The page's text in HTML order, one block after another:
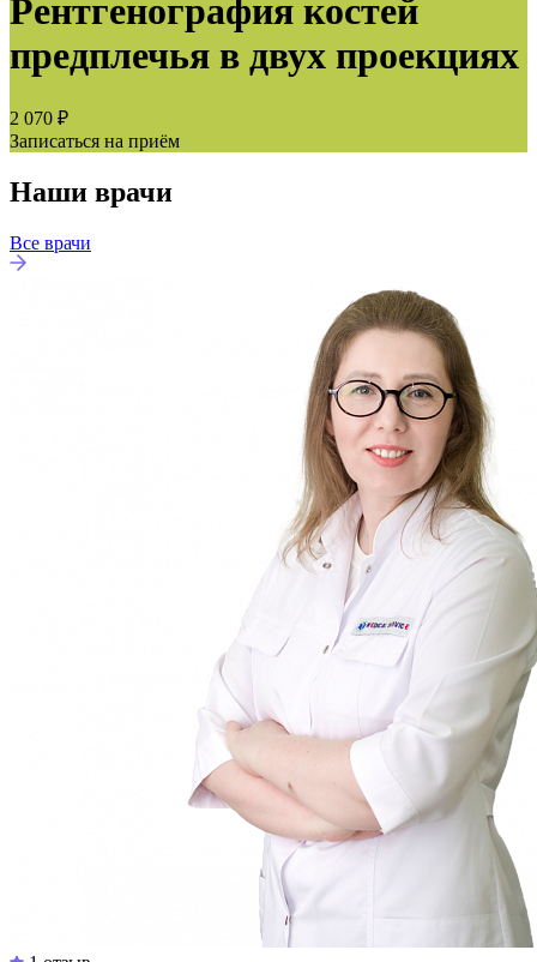
Рентгенография костей
предплечья в двух проекциях
2 070 ₽
Записаться на приём
Наши врачи
Все врачи